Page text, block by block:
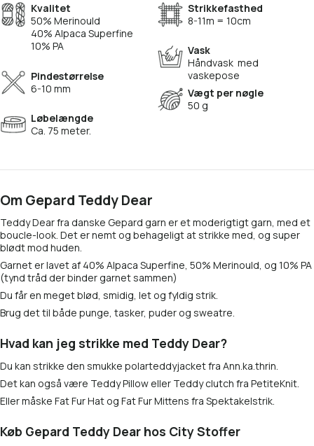
Kvalitet
50% Merinould
40% Alpaca Superfine
10% PA
Pindestørrelse
6-10 mm
Løbelængde
Ca. 75 meter.
Strikkefasthed
8-11m = 10cm
Vask
Håndvask med
vaskepose
Vægt per nøgle
50 g
Om Gepard Teddy Dear
Teddy Dear fra danske Gepard garn er et moderigtigt garn, med et
boucle-look. Det er nemt og behageligt at strikke med, og super
blødt mod huden.
Garnet er lavet af 40% Alpaca Superfine, 50% Merinould, og 10% PA
(tynd tråd der binder garnet sammen)
Du får en meget blød, smidig, let og fyldig strik.
Brug det til både punge, tasker, puder og sweatre.
Hvad kan jeg strikke med Teddy Dear?
Du kan strikke den smukke polarteddyjacket fra Ann.ka.thrin.
Det kan også være Teddy Pillow eller Teddy clutch fra PetiteKnit.
Eller måske Fat Fur Hat og Fat Fur Mittens fra Spektakelstrik.
Køb Gepard Teddy Dear hos City Stoffer